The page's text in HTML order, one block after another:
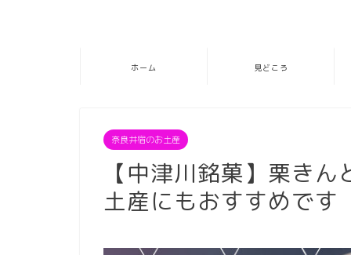
ホーム 見どころ
奈良井宿のお土産
【中津川銘菓】栗き
土産にもおすすめです